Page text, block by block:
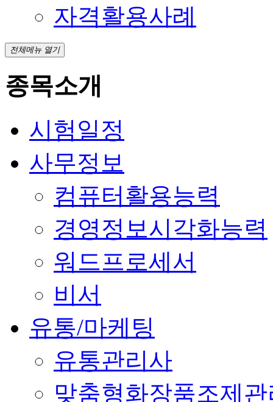
자격활용사례
전체메뉴 열기
종목소개
시험일정
사무정보
컴퓨터활용능력
경영정보시각화능력
워드프로세서
비서
유통/마케팅
유통관리사
맞춤형화장품조제